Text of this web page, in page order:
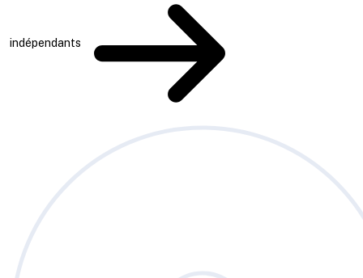
indépendants